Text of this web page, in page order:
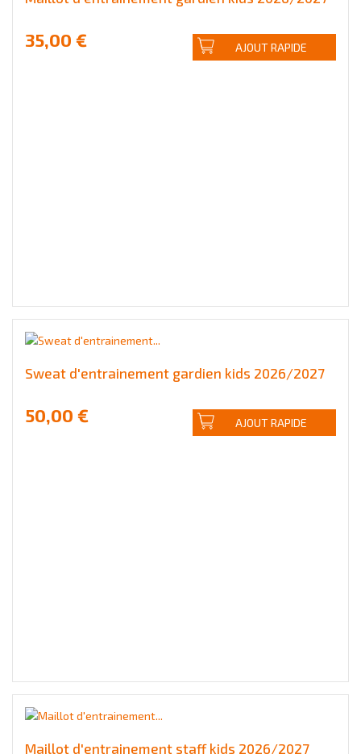
35,00 € AJOUT RAPIDE
Sweat d'entrainement gardien kids 2026/2027
50,00 € AJOUT RAPIDE
Maillot d'entrainement staff kids 2026/2027